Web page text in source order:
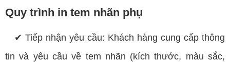
Quy trình in tem nhãn phụ
✔ Tiếp nhận yêu cầu: Khách hàng cung cấp thông
tin và yêu cầu về tem nhãn (kích thước, màu sắc,